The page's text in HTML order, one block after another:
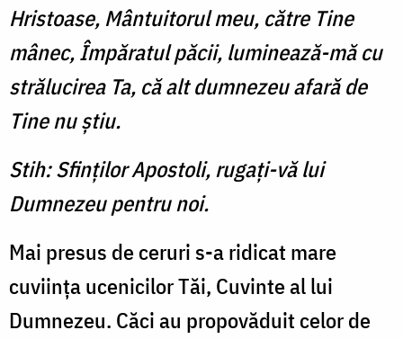
Hristoase, Mântuitorul meu, către Tine
mânec, Împăratul păcii, luminează-mă cu
strălucirea Ta, că alt dumnezeu afară de
Tine nu ştiu.
Stih: Sfinţilor Apostoli, rugaţi-vă lui
Dumnezeu pentru noi.
Mai presus de ceruri s-a ridicat mare
cuviinţa ucenicilor Tăi, Cuvinte al lui
Dumnezeu. Căci au propovăduit celor de